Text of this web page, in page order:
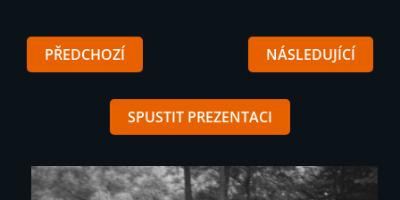
PŘEDCHOZÍ NÁSLEDUJÍCÍ
SPUSTIT PREZENTACI